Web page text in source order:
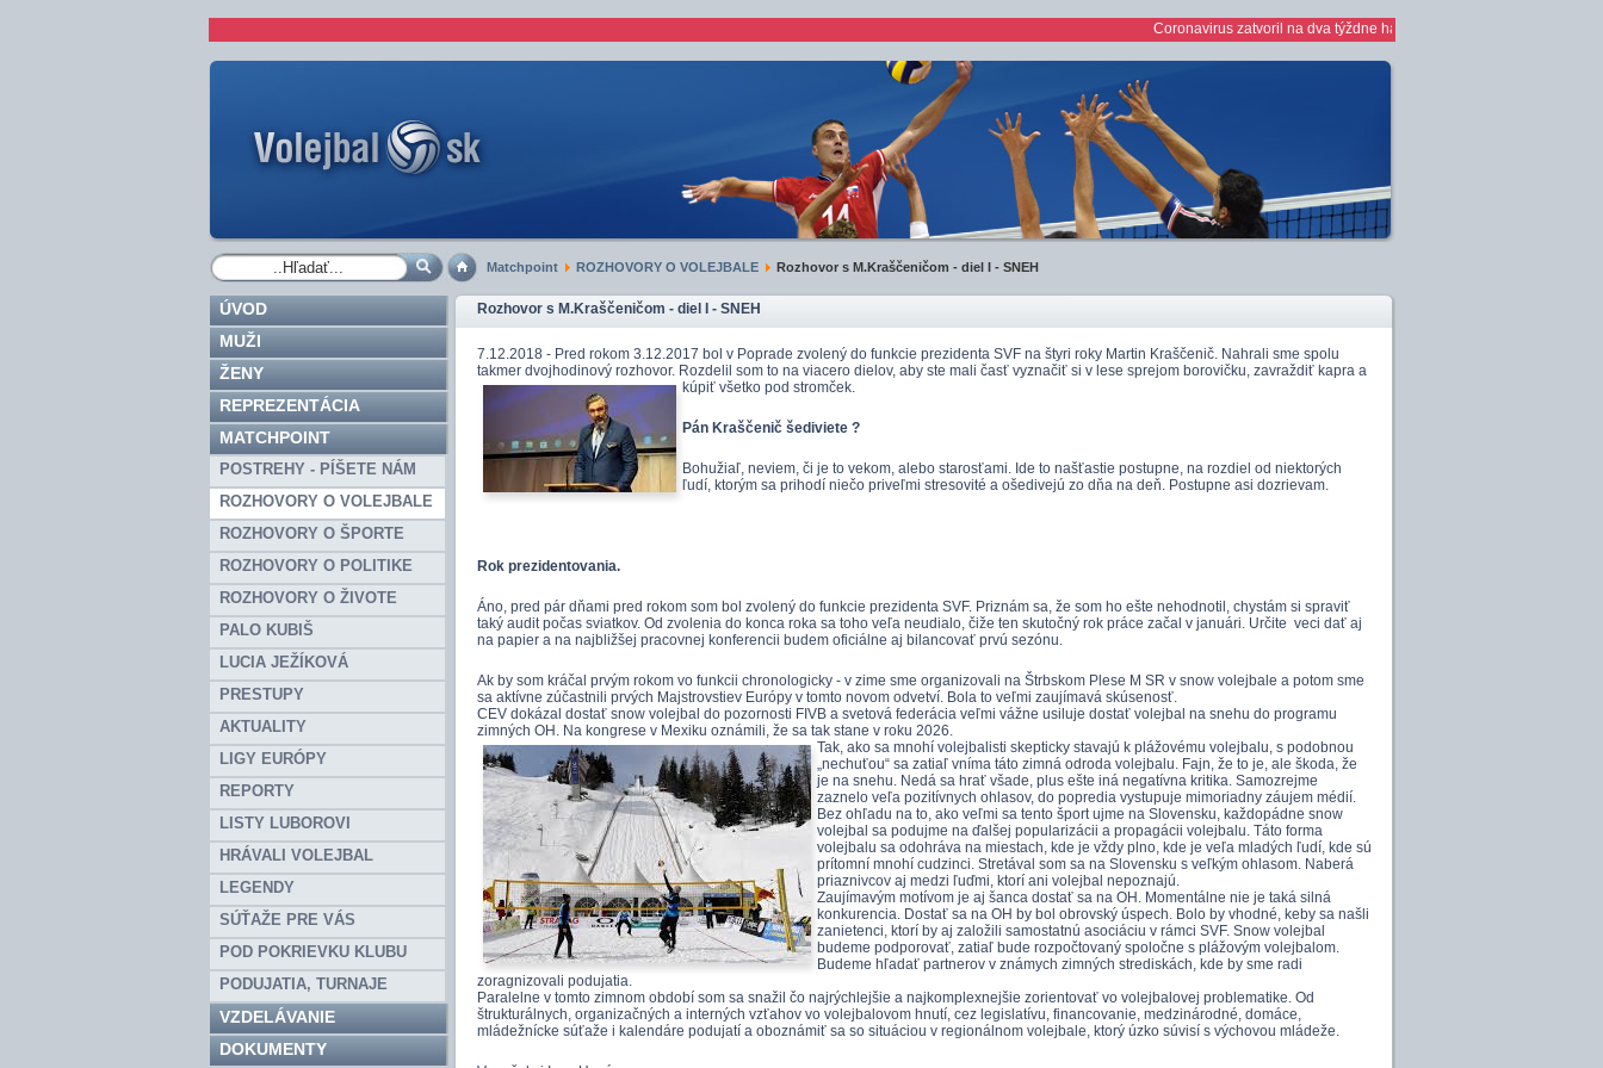
Coronavirus zatvoril na dva týždne haly *** 1/2 finále play off žien ***
Matchpoint ROZHOVORY O VOLEJBALE Rozhovor s M.Kraščeničom - diel I - SNEH
ÚVOD
MUŽI
ŽENY
REPREZENTÁCIA
MATCHPOINT
POSTREHY - PÍŠETE NÁM
ROZHOVORY O VOLEJBALE
ROZHOVORY O ŠPORTE
ROZHOVORY O POLITIKE
ROZHOVORY O ŽIVOTE
PALO KUBIŠ
LUCIA JEŽÍKOVÁ
PRESTUPY
AKTUALITY
LIGY EURÓPY
REPORTY
LISTY LUBOROVI
HRÁVALI VOLEJBAL
LEGENDY
SÚŤAŽE PRE VÁS
POD POKRIEVKU KLUBU
PODUJATIA, TURNAJE
VZDELÁVANIE
DOKUMENTY
Rozhovor s M.Kraščeničom - diel I - SNEH
7.12.2018 - Pred rokom 3.12.2017 bol v Poprade zvolený do funkcie prezidenta SVF na štyri roky Martin Kraščenič. Nahrali sme spolu
takmer dvojhodinový rozhovor. Rozdelil som to na viacero dielov, aby ste mali časť vyznačiť si v lese sprejom borovičku, zavraždiť kapra a
kúpiť všetko pod stromček.
Pán Kraščenič šediviete ?
Bohužiaľ, neviem, či je to vekom, alebo starosťami. Ide to našťastie postupne, na rozdiel od niektorých
ľudí, ktorým sa prihodí niečo priveľmi stresovité a ošedivejú zo dňa na deň. Postupne asi dozrievam.
Rok prezidentovania.
Áno, pred pár dňami pred rokom som bol zvolený do funkcie prezidenta SVF. Priznám sa, že som ho ešte nehodnotil, chystám si spraviť
taký audit počas sviatkov. Od zvolenia do konca roka sa toho veľa neudialo, čiže ten skutočný rok práce začal v januári. Určite veci dať aj
na papier a na najbližšej pracovnej konferencii budem oficiálne aj bilancovať prvú sezónu.
Ak by som kráčal prvým rokom vo funkcii chronologicky - v zime sme organizovali na Štrbskom Plese M SR v snow volejbale a potom sme
sa aktívne zúčastnili prvých Majstrovstiev Európy v tomto novom odvetví. Bola to veľmi zaujímavá skúsenosť.
CEV dokázal dostať snow volejbal do pozornosti FIVB a svetová federácia veľmi vážne usiluje dostať volejbal na snehu do programu
zimných OH. Na kongrese v Mexiku oznámili, že sa tak stane v roku 2026.
Tak, ako sa mnohí volejbalisti skepticky stavajú k plážovému volejbalu, s podobnou
„nechuťou“ sa zatiaľ vníma táto zimná odroda volejbalu. Fajn, že to je, ale škoda, že
je na snehu. Nedá sa hrať všade, plus ešte iná negatívna kritika. Samozrejme
zaznelo veľa pozitívnych ohlasov, do popredia vystupuje mimoriadny záujem médií.
Bez ohľadu na to, ako veľmi sa tento šport ujme na Slovensku, každopádne snow
volejbal sa podujme na ďalšej popularizácii a propagácii volejbalu. Táto forma
volejbalu sa odohráva na miestach, kde je vždy plno, kde je veľa mladých ľudí, kde sú
prítomní mnohí cudzinci. Stretával som sa na Slovensku s veľkým ohlasom. Naberá
priaznivcov aj medzi ľuďmi, ktorí ani volejbal nepoznajú.
Zaujímavým motívom je aj šanca dostať sa na OH. Momentálne nie je taká silná
konkurencia. Dostať sa na OH by bol obrovský úspech. Bolo by vhodné, keby sa našli
zanietenci, ktorí by aj založili samostatnú asociáciu v rámci SVF. Snow volejbal
budeme podporovať, zatiaľ bude rozpočtovaný spoločne s plážovým volejbalom.
Budeme hľadať partnerov v známych zimných strediskách, kde by sme radi
zoragnizovali podujatia.
Paralelne v tomto zimnom období som sa snažil čo najrýchlejšie a najkomplexnejšie zorientovať vo volejbalovej problematike. Od
štrukturálnych, organizačných a interných vzťahov vo volejbalovom hnutí, cez legislatívu, financovanie, medzinárodné, domáce,
mládežnícke súťaže i kalendáre podujatí a oboznámiť sa so situáciou v regionálnom volejbale, ktorý úzko súvisí s výchovou mládeže.